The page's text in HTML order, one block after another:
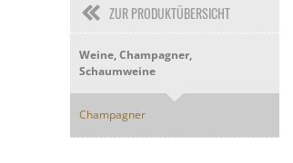
ZUR PRODUKTÜBERSICHT
Weine, Champagner,
Schaumweine
Champagner